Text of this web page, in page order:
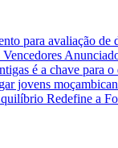
para avaliação de
é a chave para
jovens
Redefine a